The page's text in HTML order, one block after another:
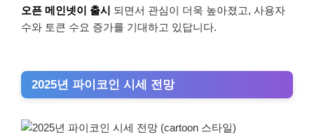
오픈 메인넷이 출시 되면서 관심이 더욱 높아졌고, 사용자
수와 토큰 수요 증가를 기대하고 있답니다.
2025년 파이코인 시세 전망